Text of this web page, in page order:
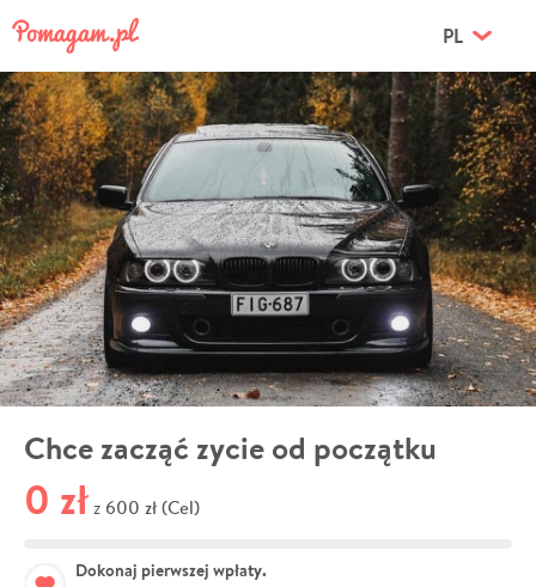
PL
Chce zacząć zycie od początku
0 zł z 600 zł (Cel)
Dokonaj pierwszej wpłaty.